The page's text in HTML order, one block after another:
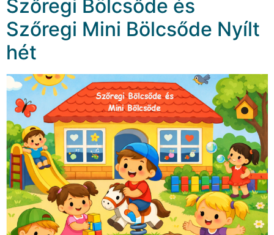
Szőregi Bölcsőde és
Szőregi Mini Bölcsőde Nyílt
hét